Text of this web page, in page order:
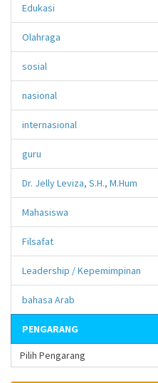
Edukasi
Olahraga
sosial
nasional
internasional
guru
Dr. Jelly Leviza, S.H., M.Hum
Mahasiswa
Filsafat
Leadership / Kepemimpinan
bahasa Arab
PENGARANG
Pilih Pengarang